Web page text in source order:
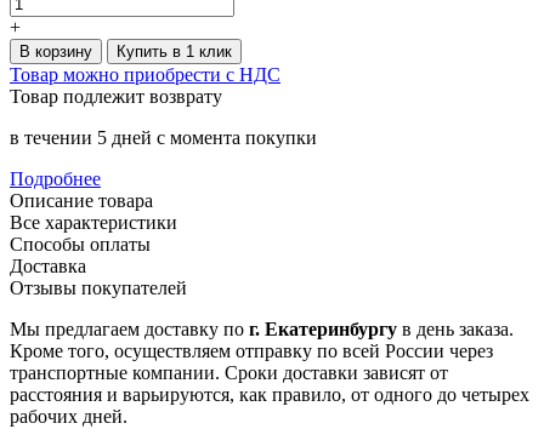
+
В корзину Купить в 1 клик
Товар можно приобрести с НДС
Товар подлежит возврату
в течении 5 дней с момента покупки
Подробнее
Описание товара
Все характеристики
Способы оплаты
Доставка
Отзывы покупателей
Мы предлагаем доставку по г. Екатеринбургу в день заказа.
Кроме того, осуществляем отправку по всей России через
транспортные компании. Сроки доставки зависят от
расстояния и варьируются, как правило, от одного до четырех
рабочих дней.